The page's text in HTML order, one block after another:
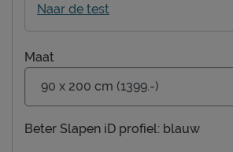
Naar de test
Maat
Beter Slapen iD profiel: blauw